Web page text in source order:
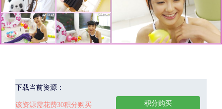
下载当前资源：
该资源需花费30积分购买 积分购买